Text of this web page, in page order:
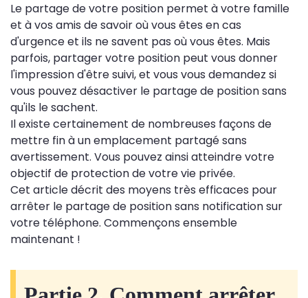
Le partage de votre position permet à votre famille
et à vos amis de savoir où vous êtes en cas
d'urgence et ils ne savent pas où vous êtes. Mais
parfois, partager votre position peut vous donner
l'impression d'être suivi, et vous vous demandez si
vous pouvez désactiver le partage de position sans
qu'ils le sachent.
Il existe certainement de nombreuses façons de
mettre fin à un emplacement partagé sans
avertissement. Vous pouvez ainsi atteindre votre
objectif de protection de votre vie privée.
Cet article décrit des moyens très efficaces pour
arrêter le partage de position sans notification sur
votre téléphone. Commençons ensemble
maintenant !